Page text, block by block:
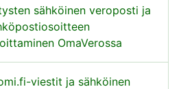
sähköinen veroposti ja
OmaVerossa
viestit ja sähköinen